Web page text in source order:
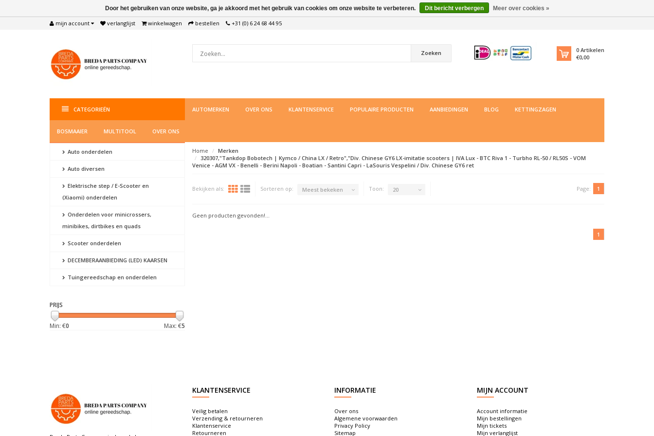
mijn account verlanglijst winkelwagen bestellen +31 (0) 6 24 68 44 95
Zoeken 0 Artikelen
€0,00
CATEGORIEËN AUTOMERKEN OVER ONS KLANTENSERVICE POPULAIRE PRODUCTEN AANBIEDINGEN BLOG KETTINGZAGEN
BOSMAAIER MULTITOOL OVER ONS
Auto onderdelen
Auto diversen
Elektrische step / E-Scooter en
(Xiaomi) onderdelen
Onderdelen voor minicrossers,
minibikes, dirtbikes en quads
Scooter onderdelen
DECEMBERAANBIEDING (LED) KAARSEN
Tuingereedschap en onderdelen
PRIJS
Min: €0 Max: €5
Home
Merken
320307,"Tankdop Bobotech | Kymco / China LX / Retro","Div. Chinese GY6 LX-imitatie scooters | IVA Lux - BTC Riva 1 - Turbho RL-50 / RL50S - VOM
Venice - AGM VX - Benelli - Berini Napoli - Boatian - Santini Capri - LaSouris Vespelini / Div. Chinese GY6 ret
Bekijken als: Sorteren op: Meest bekeken Toon: 20 Page: 1
Geen producten gevonden!...
1
KLANTENSERVICE
Veilig betalen
Verzending & retourneren
Klantenservice
Retourneren
INFORMATIE
Over ons
Algemene voorwaarden
Privacy Policy
Sitemap
MIJN ACCOUNT
Account informatie
Mijn bestellingen
Mijn tickets
Mijn verlanglijst
Door het gebruiken van onze website, ga je akkoord met het gebruik van cookies om onze website te verbeteren. Dit bericht verbergen Meer over cookies »